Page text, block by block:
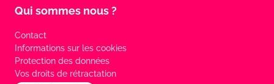
Qui sommes nous ?
Contact
Informations sur les cookies
Protection des données
Vos droits de rétractation